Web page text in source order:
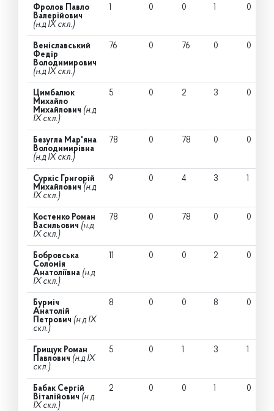
Фролов Павло
Валерійович
(н.д IX скл.)
1 0 0 1 0
Веніславський
Федір
Володимирович
(н.д IX скл.)
76 0 76 0 0
Цимбалюк
Михайло
Михайлович (н.д
IX скл.)
5 0 2 3 0
Безугла Мар'яна
Володимирівна
(н.д IX скл.)
78 0 78 0 0
Суркіс Григорій
Михайлович (н.д
IX скл.)
9 0 4 3 1
Костенко Роман
Васильович (н.д
IX скл.)
78 0 78 0 0
Бобровська
Соломія
Анатоліївна (н.д
IX скл.)
11 0 0 2 0
Бурміч
Анатолій
Петрович (н.д IX
скл.)
8 0 0 8 0
Грищук Роман
Павлович (н.д IX
скл.)
5 0 1 3 1
Бабак Сергій
Віталійович (н.д
IX скл.)
2 0 0 1 0